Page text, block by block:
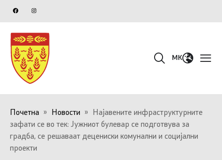
MK
Почетна » Новости »
Најавените инфраструктурните
зафати се во тек: Јужниот булевар се подготвува за
градба, се решаваат децениски комунални и социјални
проекти